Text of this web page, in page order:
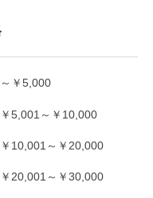
～￥5,000
￥5,001～￥10,000
￥10,001～￥20,000
￥20,001～￥30,000